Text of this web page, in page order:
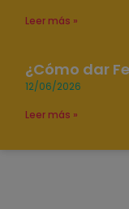
Leer más »
¿Cómo dar
12/06/2026
Leer más »